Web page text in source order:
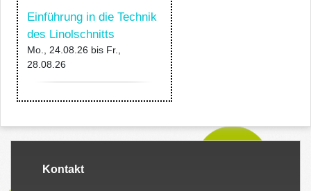
Einführung in die Technik
des Linolschnitts
Mo., 24.08.26 bis Fr.,
28.08.26
Kontakt